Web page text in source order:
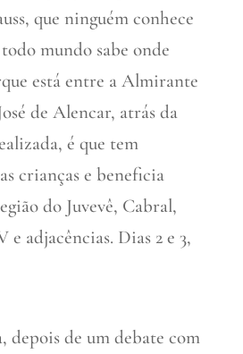
que ninguém conhece
mundo sabe onde
está entre a Almirante
de Alencar, atrás da
é que tem
crianças e beneficia
do Juvevê, Cabral,
adjacências. Dias 2 e 3,
depois de um debate com